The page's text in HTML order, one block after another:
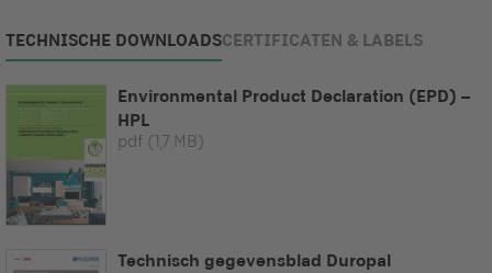
TECHNISCHE DOWNLOADSCERTIFICATEN & LABELS
Environmental Product Declaration (EPD) –
HPL
pdf (1,7 MB)
Technisch gegevensblad Duropal